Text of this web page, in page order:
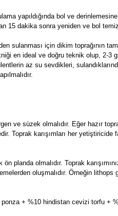
yapıldığında bol ve
15 dakika sonra yeniden ve bol
sulanması için dikim toprağının
en ideal ve doğru teknik olup, 2-
az su sevdikleri,
ve süzek olmalıdır. Eğer hazır
Toprak karışımları her
ön planda olmalıdır. Toprak
oluşmalıdır. Örneğin
+ %10 hindistan cevizi torfu +